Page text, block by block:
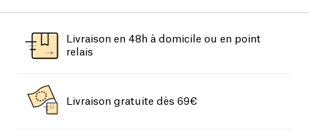
Livraison en 48h à domicile ou en point
relais
Livraison gratuite dès 69€